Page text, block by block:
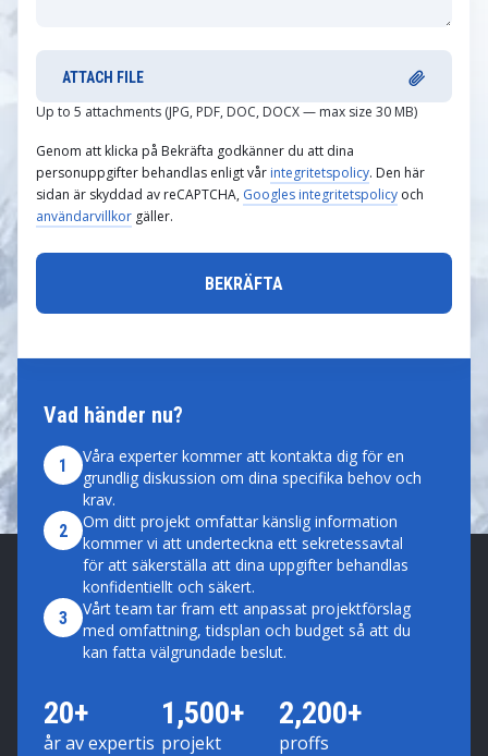
Vad händer nu?
1
Våra experter kommer att kontakta dig för en
grundlig diskussion om dina specifika behov och
krav.
2
Om ditt projekt omfattar känslig information
kommer vi att underteckna ett sekretessavtal
för att säkerställa att dina uppgifter behandlas
konfidentiellt och säkert.
3
Vårt team tar fram ett anpassat projektförslag
med omfattning, tidsplan och budget så att du
kan fatta välgrundade beslut.
20+
år av expertis
1,500+
projekt
2,200+
proffs
ATTACH FILE
Up to 5 attachments (JPG, PDF, DOC, DOCX — max size 30 MB)
Genom att klicka på Bekräfta godkänner du att dina
personuppgifter behandlas enligt vår integritetspolicy. Den här
sidan är skyddad av reCAPTCHA, Googles integritetspolicy och
användarvillkor gäller.